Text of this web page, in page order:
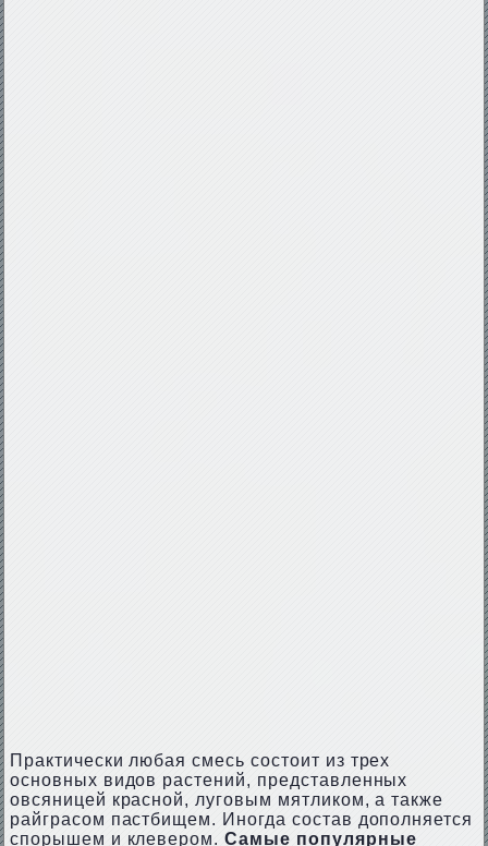
Практически любая смесь состоит из трех
основных видов растений, представленных
овсяницей красной, луговым мятликом, а также
райграсом пастбищем. Иногда состав дополняется
спорышем и клевером.Самые популярные